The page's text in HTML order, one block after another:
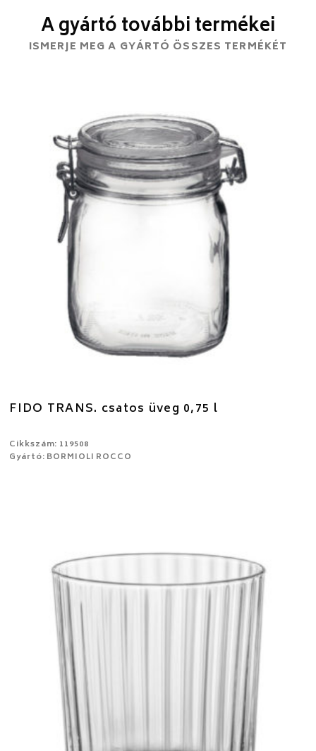
A gyártó további termékei
ISMERJE MEG A GYÁRTÓ ÖSSZES TERMÉKÉT
FIDO TRANS. csatos üveg 0,75 l
Cikkszám: 119508
Gyártó: BORMIOLI ROCCO